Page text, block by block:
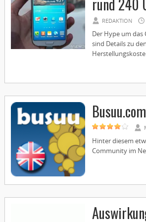
rund 240
REDAKTION
Der Hype um das
sind Details zu
Busuu.com
Hinter diesem
Community im